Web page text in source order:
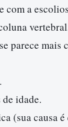
a
parece mais
idade.
(sua causa